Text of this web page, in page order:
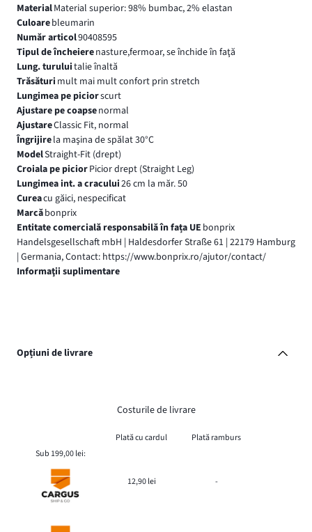
MaterialMaterial superior: 98% bumbac, 2% elastan
Culoarebleumarin
Număr articol90408595
Tipul de încheierenasture,fermoar, se închide în faţă
Lung. turuluitalie înaltă
Trăsături mult mai mult confort prin stretch
Lungimea pe piciorscurt
Ajustare pe coapsenormal
AjustareClassic Fit, normal
Îngrijirela maşina de spălat 30°C
ModelStraight-Fit (drept)
Croiala pe piciorPicior drept (Straight Leg)
Lungimea int. a cracului26 cm la măr. 50
Cureacu găici, nespecificat
Marcăbonprix
Entitate comercială responsabilă în fața UE bonprix
Handelsgesellschaft mbH | Haldesdorfer Straße 61 | 22179 Hamburg
| Germania, Contact: https://www.bonprix.ro/ajutor/contact/
Informaţii suplimentare
Opțiuni de livrare
Costurile de livrare
Plată cu cardul
Plată ramburs
Sub 199,00 lei:
12,90 lei -